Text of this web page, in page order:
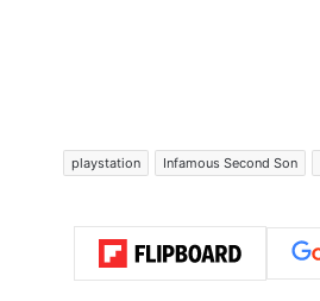
Infamous Second Son
playstation